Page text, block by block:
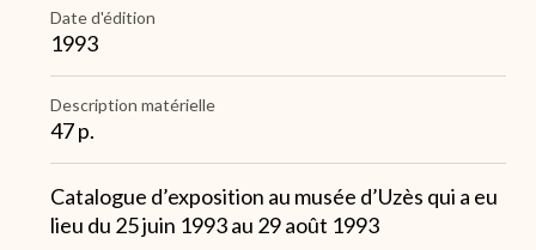
Date d'édition
1993
Description matérielle
47 p.
Note
1
Catalogue d’exposition au musée d’Uzès qui a eu
lieu du 25 juin 1993 au 29 août 1993